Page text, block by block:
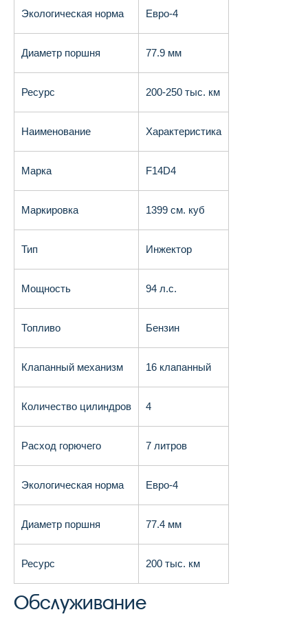
Экологическая норма Евро-4
Диаметр поршня 77.9 мм
Ресурс 200-250 тыс. км
Наименование Характеристика
Марка F14D4
Маркировка 1399 см. куб
Тип Инжектор
Мощность 94 л.с.
Топливо Бензин
Клапанный механизм 16 клапанный
Количество цилиндров 4
Расход горючего 7 литров
Экологическая норма Евро-4
Диаметр поршня 77.4 мм
Ресурс 200 тыс. км
Обслуживание